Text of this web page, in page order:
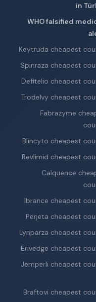
in
WHO falsified
Keytruda cheapest
Spinraza cheapest
Defitelio cheapest
Trodelvy cheapest
Fabrazyme
Blincyto cheapest
Revlimid cheapest
Calquence
Ibrance cheapest
Perjeta cheapest
Lynparza cheapest
Erivedge cheapest
Jemperli cheapest
Braftovi cheapest